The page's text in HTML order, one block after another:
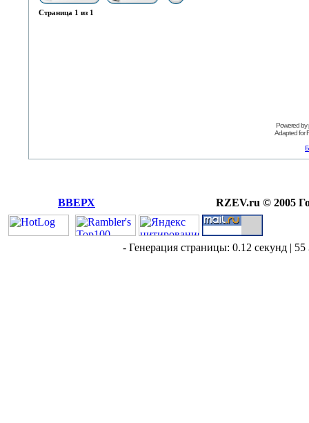
Страница 1 из 1
Powered by
Adapted for
ВВЕРХ RZEV.ru © 2005
- Генерация страницы: 0.12 секунд |